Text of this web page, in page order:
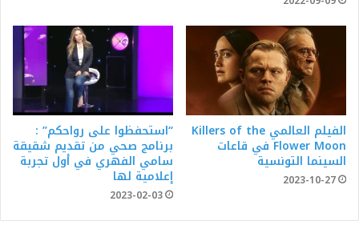
الفيلم العالمي Killers of the
Flower Moon في قاعات
السينما التونسية
2023-10-27
“استحفظوا على رواحكم” :
برنامج صحي من تقديم شقيقة
سامي الفهري في أول تجربة
إعلامية لها
2023-02-03